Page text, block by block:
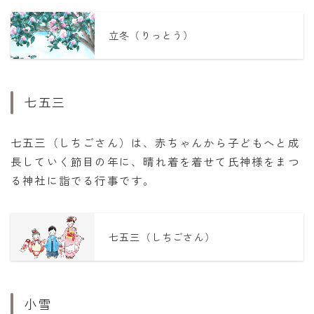
立冬（りっとう）
七五三
七五三（しちごさん）は、赤ちゃんから子どもへと成
長していく節目の年に、晴れ着を着せて氏神様をまつ
る神社に詣でる行事です。
七五三（しちごさん）
小雪